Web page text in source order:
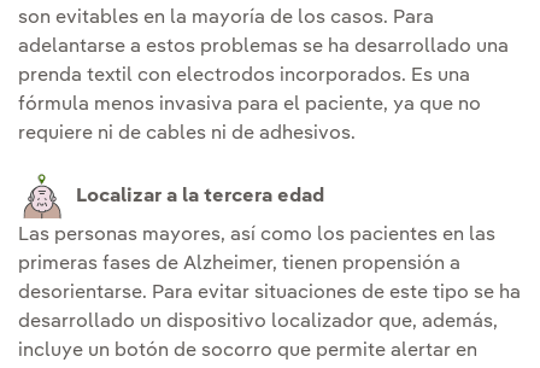
son evitables en la mayoría de los casos. Para
adelantarse a estos problemas se ha desarrollado una
prenda textil con electrodos incorporados. Es una
fórmula menos invasiva para el paciente, ya que no
requiere ni de cables ni de adhesivos.
Localizar a la tercera edad
Las personas mayores, así como los pacientes en las
primeras fases de Alzheimer, tienen propensión a
desorientarse. Para evitar situaciones de este tipo se ha
desarrollado un dispositivo localizador que, además,
incluye un botón de socorro que permite alertar en